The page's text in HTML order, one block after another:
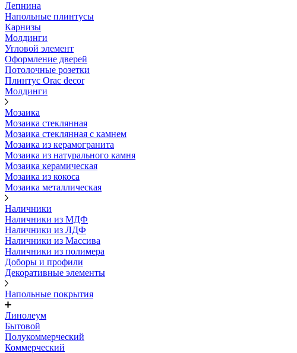
Лепнина
Напольные плинтусы
Карнизы
Молдинги
Угловой элемент
Оформление дверей
Потолочные розетки
Плинтус Orac decor
Молдинги
Мозаика
Мозаика стеклянная
Мозаика стеклянная с камнем
Мозаика из керамогранита
Мозаика из натурального камня
Мозаика керамическая
Мозаика из кокоса
Мозаика металлическая
Наличники
Наличники из МДФ
Наличники из ЛДФ
Наличники из Массива
Наличники из полимера
Доборы и профили
Декоративные элементы
Напольные покрытия
Линолеум
Бытовой
Полукоммерческий
Коммерческий